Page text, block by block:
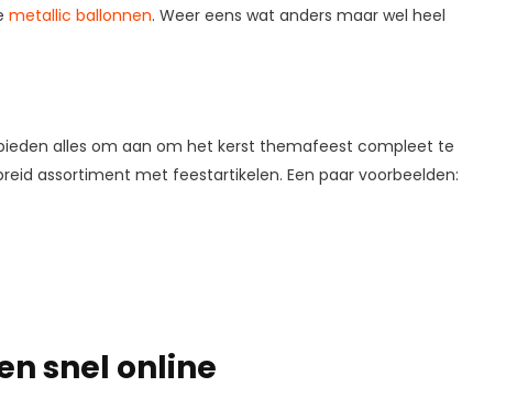
metallic ballonnen. Weer eens wat anders maar wel heel
alles om aan om het kerst themafeest compleet te
assortiment met feestartikelen. Een paar voorbeelden:
snel online